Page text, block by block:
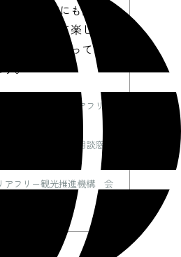
内外の皆様にも見てい
して訪れて楽しんで
ページになっている
す。
動法人仙台バリアフリー
ー
リアフリー旅行相談窓
アフリー観光推進機構 会